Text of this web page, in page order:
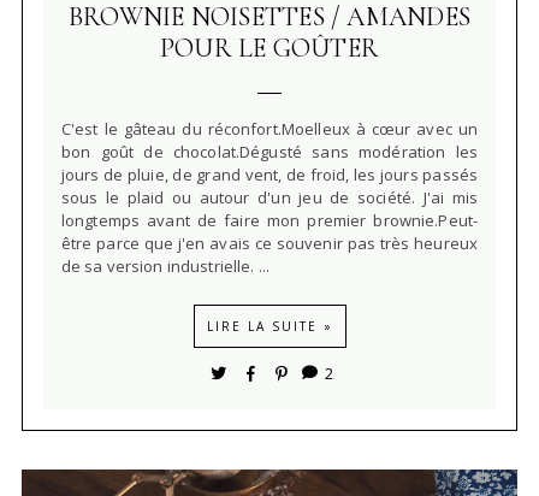
BROWNIE NOISETTES / AMANDES
POUR LE GOÛTER
C'est le gâteau du réconfort.Moelleux à cœur avec un
bon goût de chocolat.Dégusté sans modération les
jours de pluie, de grand vent, de froid, les jours passés
sous le plaid ou autour d'un jeu de société. J'ai mis
longtemps avant de faire mon premier brownie.Peut-
être parce que j'en avais ce souvenir pas très heureux
de sa version industrielle. ...
LIRE LA SUITE »
2